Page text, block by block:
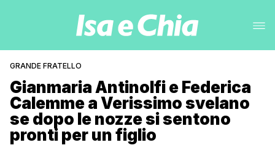
GRANDE FRATELLO
Gianmaria Antinolfi e Federica
Calemme a Verissimo svelano
se dopo le nozze si sentono
pronti per un figlio